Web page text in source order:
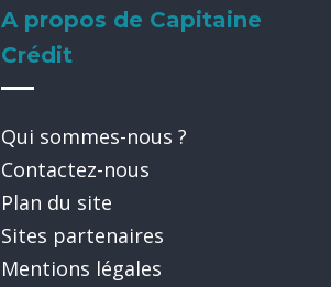
A propos de Capitaine
Crédit
Qui sommes-nous ?
Contactez-nous
Plan du site
Sites partenaires
Mentions légales